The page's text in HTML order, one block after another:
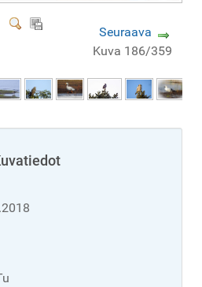
Seuraava
Kuva 186/359